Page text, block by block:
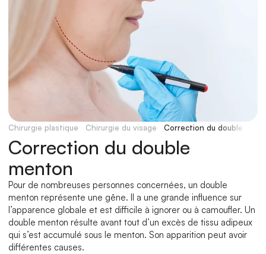
Correction du double
menton
Chirurgie plastique Correction du double
Chirurgie du visage
Pour de nombreuses personnes concernées, un double
menton représente une gêne. Il a une grande influence sur
l’apparence globale et est difficile à ignorer ou à camoufler. Un
double menton résulte avant tout d’un excès de tissu adipeux
qui s’est accumulé sous le menton. Son apparition peut avoir
différentes causes.